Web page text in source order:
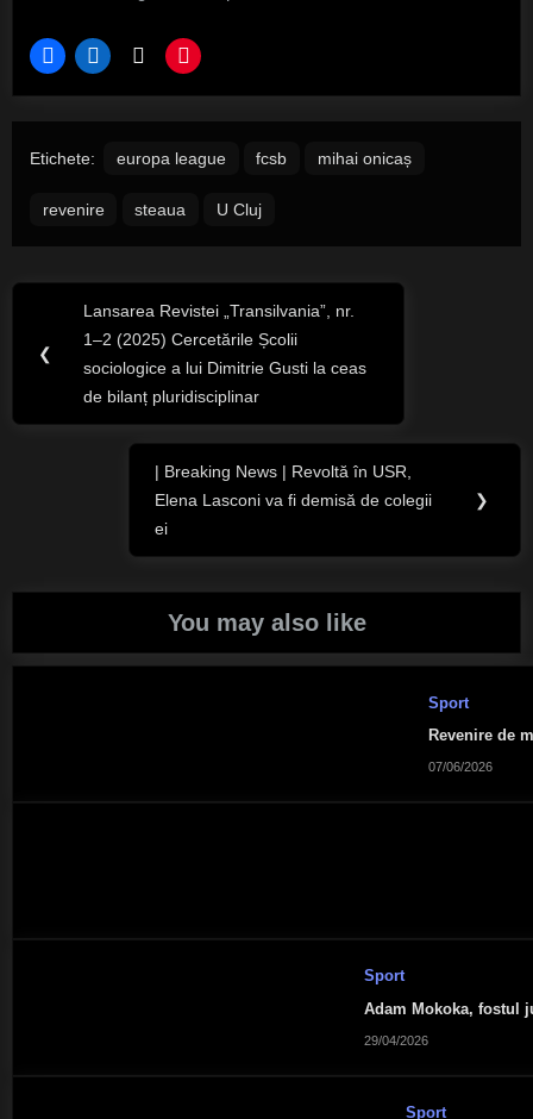
Etichete: europa league fcsb mihai onicaș
revenire steaua U Cluj
Navigare
articole
❮
Previous
Post:
Lansarea Revistei „Transilvania”, nr.
1–2 (2025) Cercetările Școlii
sociologice a lui Dimitrie Gusti la ceas
de bilanț pluridisciplinar
Next
Post:
| Breaking News | Revoltă în USR,
Elena Lasconi va fi demisă de colegii
ei
❯
You may also like
Sport
Revenire de
07/06/2026
Sport
Adam Mokoka, fostul
29/04/2026
Sport